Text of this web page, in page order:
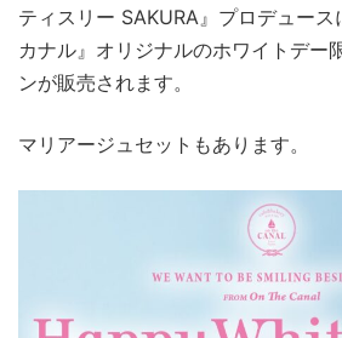
ティスリー SAKURA』プロデュース
カナル』オリジナルのホワイトデー
ンが販売されます。
マリアージュセットもあります。